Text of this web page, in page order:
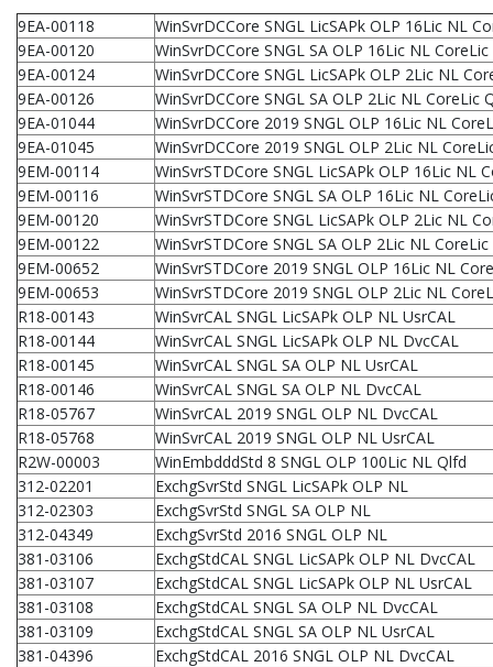
9EA-00118
WinSvrDCCore SNGL LicSAPk OLP 16Lic NL
9EA-00120
WinSvrDCCore SNGL SA OLP 16Lic NL
9EA-00124
WinSvrDCCore SNGL LicSAPk OLP 2Lic NL
9EA-00126
WinSvrDCCore SNGL SA OLP 2Lic NL CoreLic
9EA-01044
WinSvrDCCore 2019 SNGL OLP 16Lic NL
9EA-01045
WinSvrDCCore 2019 SNGL OLP 2Lic NL
9EM-00114
WinSvrSTDCore SNGL LicSAPk OLP 16Lic NL
9EM-00116
WinSvrSTDCore SNGL SA OLP 16Lic NL
9EM-00120
WinSvrSTDCore SNGL LicSAPk OLP 2Lic NL
9EM-00122
WinSvrSTDCore SNGL SA OLP 2Lic NL CoreLic
9EM-00652
WinSvrSTDCore 2019 SNGL OLP 16Lic NL
9EM-00653
WinSvrSTDCore 2019 SNGL OLP 2Lic NL
R18-00143
WinSvrCAL SNGL LicSAPk OLP NL UsrCAL
R18-00144
WinSvrCAL SNGL LicSAPk OLP NL DvcCAL
R18-00145
WinSvrCAL SNGL SA OLP NL UsrCAL
R18-00146
WinSvrCAL SNGL SA OLP NL DvcCAL
R18-05767
WinSvrCAL 2019 SNGL OLP NL DvcCAL
R18-05768
WinSvrCAL 2019 SNGL OLP NL UsrCAL
R2W-00003
WinEmbdddStd 8 SNGL OLP 100Lic NL Qlfd
312-02201
ExchgSvrStd SNGL LicSAPk OLP NL
312-02303
ExchgSvrStd SNGL SA OLP NL
312-04349
ExchgSvrStd 2016 SNGL OLP NL
381-03106
ExchgStdCAL SNGL LicSAPk OLP NL DvcCAL
381-03107
ExchgStdCAL SNGL LicSAPk OLP NL UsrCAL
381-03108
ExchgStdCAL SNGL SA OLP NL DvcCAL
381-03109
ExchgStdCAL SNGL SA OLP NL UsrCAL
381-04396
ExchgStdCAL 2016 SNGL OLP NL DvcCAL